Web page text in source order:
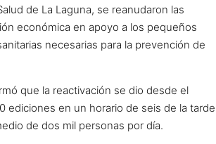
de La Laguna, se reanudaron las
económica en apoyo a los pequeños
necesarias para la prevención de
que la reactivación se dio desde el
ediciones en un horario de seis de la tarde
de dos mil personas por día.